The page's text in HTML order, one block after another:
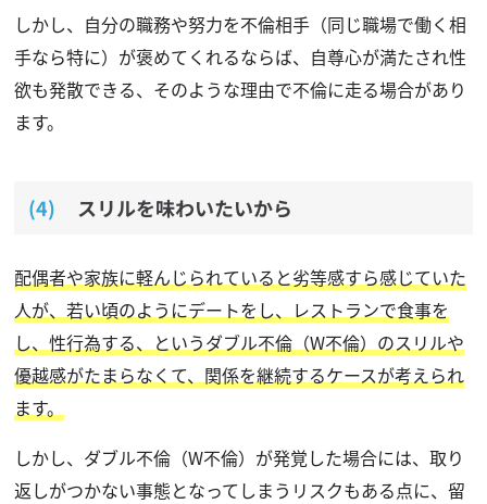
しかし、自分の職務や努力を不倫相手（同じ職場で働く相
手なら特に）が褒めてくれるならば、自尊心が満たされ性
欲も発散できる、そのような理由で不倫に走る場合があり
ます。
スリルを味わいたいから
配偶者や家族に軽んじられていると劣等感すら感じていた
人が、若い頃のようにデートをし、レストランで食事を
し、性行為する、というダブル不倫（W不倫）のスリルや
優越感がたまらなくて、関係を継続するケースが考えられ
ます。
しかし、ダブル不倫（W不倫）が発覚した場合には、取り
返しがつかない事態となってしまうリスクもある点に、留